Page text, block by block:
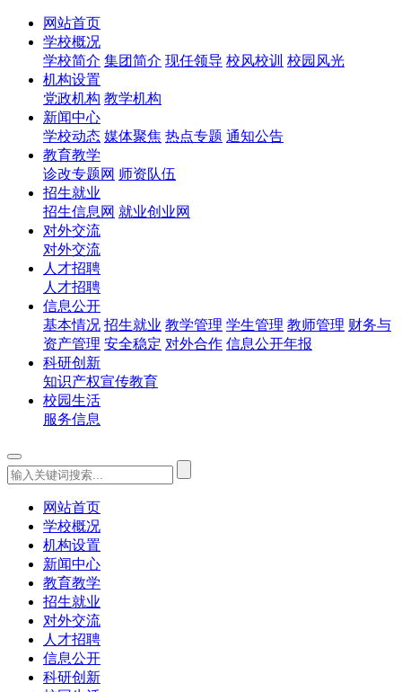
网站首页
学校概况
学校简介 集团简介 现任领导 校风校训 校园风光
机构设置
党政机构 教学机构
新闻中心
学校动态 媒体聚焦 热点专题 通知公告
教育教学
诊改专题网 师资队伍
招生就业
招生信息网 就业创业网
对外交流
对外交流
人才招聘
人才招聘
信息公开
基本情况 招生就业 教学管理 学生管理 教师管理 财务与
资产管理 安全稳定 对外合作 信息公开年报
科研创新
知识产权宣传教育
校园生活
服务信息
网站首页
学校概况
机构设置
新闻中心
教育教学
招生就业
对外交流
人才招聘
信息公开
科研创新